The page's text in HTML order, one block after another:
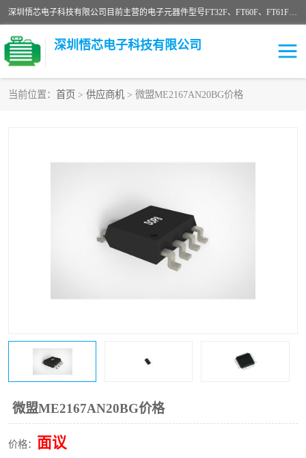
深圳悟芯电子科技有限公司目前主营的电子元器件型号FT32F、FT60F、FT61F、FT62F、FT64F、FT61FC、MCU EEPROM MOS LDO 稳压管 触摸IC DC-DC AC-DC 协议IC等，广泛应用于LED射灯、LED日光灯、等诸多领域。
深圳悟芯电子科技有限公司
当前位置： 首页 > 供应商机 > 微盟ME2167AN20BG价格
微盟ME2167AN20BG价格
价格： 面议
FT61F
FT64F
FT61F022
FT61F021